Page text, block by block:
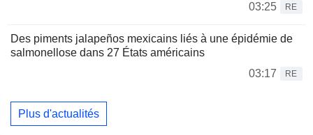
03:25
RE
Des piments jalapeños mexicains liés à une épidémie de
salmonellose dans 27 États américains
03:17
RE
Plus d'actualités